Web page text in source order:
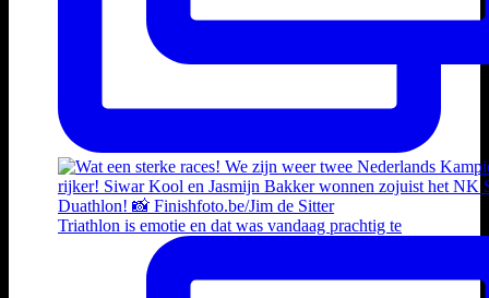
Triathlon is emotie en dat was vandaag prachtig te